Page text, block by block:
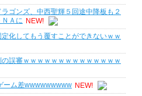
ゴンズ、中西聖輝５回途中降板も２
Ａに NEW!
化してもう覆すことができないｗｗ
誤審ｗｗｗｗｗｗｗｗｗｗｗｗｗｗ
ーム差wwwwwwwww NEW!